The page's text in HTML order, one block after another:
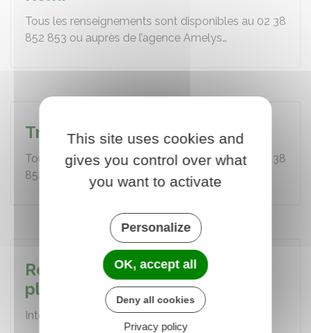
Tous les renseignements sont disponibles au 02 38
852 853 ou auprès de l’agence Amelys…
Transports scolaires
Tous les renseignements sont disponibles au 02 38
852 853 à l’agence Amelys Place Mirabeau…
Rezo Mobicoop : une
plateforme de covoiturage
Interface mobile et sur ordinateur...
This site uses cookies and
gives you control over what
you want to activate
Personalize
OK, accept all
Deny all cookies
Privacy policy